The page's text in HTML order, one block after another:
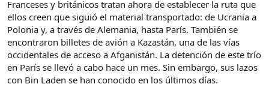
Franceses y británicos tratan ahora de establecer la ruta que
ellos creen que siguió el material transportado: de Ucrania a
Polonia y, a través de Alemania, hasta París. También se
encontraron billetes de avión a Kazastán, una de las vías
occidentales de acceso a Afganistán. La detención de este trío
en París se llevó a cabo hace un mes. Sin embargo, sus lazos
con Bin Laden se han conocido en los últimos días.